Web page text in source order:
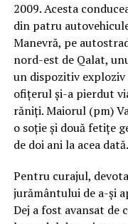
2009. Acesta
din patru
Manevră, pe
nord-est de Qalat,
un dispozitiv
ofiţerul şi-a pierdut
răniţi. Maiorul (pm)
o soție și două fetițe
de doi ani la acea dată.
Pentru curajul,
jurământului de a-şi
Dej a fost avansat